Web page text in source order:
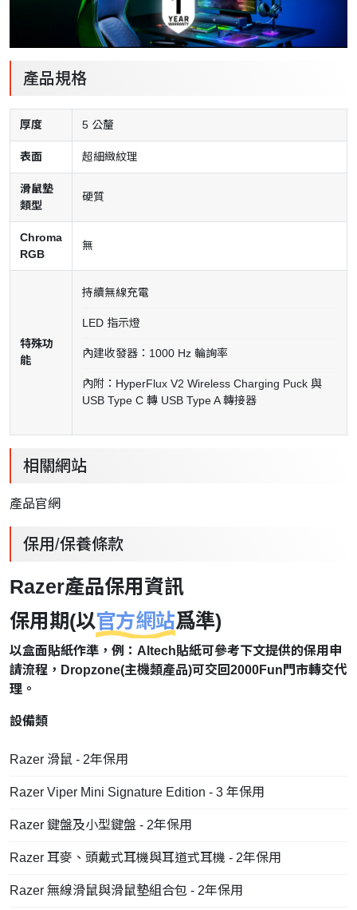
產品規格
厚度 5 公釐
表面 超細緻紋理
滑鼠墊
類型
硬質
Chroma
RGB
無
特殊功
能
持續無線充電
LED 指示燈
內建收發器：1000 Hz 輪詢率
內附：HyperFlux V2 Wireless Charging Puck 與
USB Type C 轉 USB Type A 轉接器
相關網站
產品官網
保用/保養條款
Razer產品保用資訊
保用期(以官方網站爲準)
以盒面貼紙作準，例：Altech貼紙可參考下文提供的保用申
請流程，Dropzone(主機類產品)可交回2000Fun門市轉交代
理。
設備類
Razer 滑鼠 - 2年保用
Razer Viper Mini Signature Edition - 3 年保用
Razer 鍵盤及小型鍵盤 - 2年保用
Razer 耳麥、頭戴式耳機與耳道式耳機 - 2年保用
Razer 無線滑鼠與滑鼠墊組合包 - 2年保用